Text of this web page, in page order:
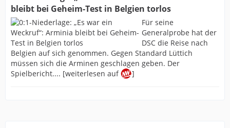
bleibt bei Geheim-Test in Belgien torlos
Für seine
Generalprobe hat der
DSC die Reise nach
Belgien auf sich genommen. Gegen Standard Lüttich
müssen sich die Arminen geschlagen geben. Der
Spielbericht.... [weiterlesen auf
]